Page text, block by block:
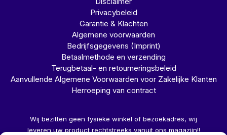
Privacybeleid
Garantie & Klachten
Algemene voorwaarden
Bedrijfsgegevens (Imprint)
Betaalmethode en verzending
Terugbetaal- en retourneringsbeleid
Aanvullende Algemene Voorwaarden voor Zakelijke Klanten
Herroeping van contract
Wij bezitten geen fysieke winkel of bezoekadres, wij
leveren uw product rechtstreeks vanuit ons magazijn!!